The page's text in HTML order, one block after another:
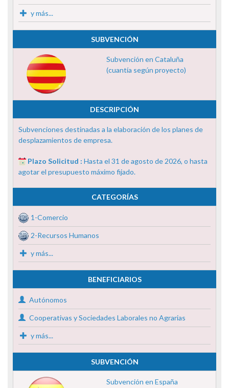
y más...
SUBVENCIÓN
Subvención en Cataluña
(cuantía según proyecto)
DESCRIPCIÓN
Subvenciones destinadas a la elaboración de los planes de
desplazamientos de empresa.
Plazo Solicitud : Hasta el 31 de agosto de 2026, o hasta
agotar el presupuesto máximo fijado.
CATEGORÍAS
1-Comercio
2-Recursos Humanos
y más...
BENEFICIARIOS
Autónomos
Cooperativas y Sociedades Laborales no Agrarias
y más...
SUBVENCIÓN
Subvención en España